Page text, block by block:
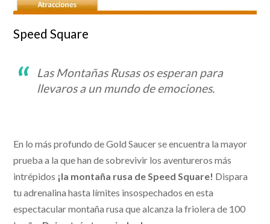
Speed Square
Las Montañas Rusas os esperan para
llevaros a un mundo de emociones.
En lo más profundo de Gold Saucer se encuentra la mayor
prueba a la que han de sobrevivir los aventureros más
intrépidos ¡la montaña rusa de Speed Square! Dispara
tu adrenalina hasta límites insospechados en esta
espectacular montaña rusa que alcanza la friolera de 100